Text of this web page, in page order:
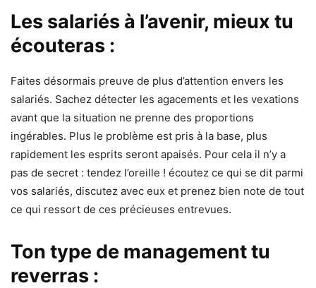
Les salariés à l’avenir, mieux tu
écouteras :
Faites désormais preuve de plus d’attention envers les
salariés. Sachez détecter les agacements et les vexations
avant que la situation ne prenne des proportions
ingérables. Plus le problème est pris à la base, plus
rapidement les esprits seront apaisés. Pour cela il n’y a
pas de secret : tendez l’oreille ! écoutez ce qui se dit parmi
vos salariés, discutez avec eux et prenez bien note de tout
ce qui ressort de ces précieuses entrevues.
Ton type de management tu
reverras :